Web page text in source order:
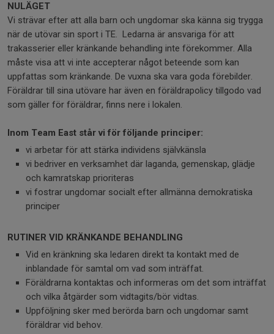
NULÄGET
Vi strävar efter att alla barn och ungdomar ska känna sig trygga
när de utövar sin sport i TE. Ledarna är ansvariga för att
trakasserier eller kränkande behandling inte förekommer. Alla
måste visa att vi inte accepterar något beteende som kan
uppfattas som kränkande. De vuxna ska vara goda förebilder.
Föräldrar till sina utövare har även en föräldrapolicy tillgodo vad
som gäller för föräldrar, finns nere i lokalen.
Inom Team East står vi för följande principer:
vi arbetar för att stärka individens självkänsla
vi bedriver en verksamhet där laganda, gemenskap, glädje
och kamratskap prioriteras
vi fostrar ungdomar socialt efter allmänna demokratiska
principer
RUTINER VID KRÄNKANDE BEHANDLING
Vid en kränkning ska ledaren direkt ta kontakt med de
inblandade för samtal om vad som inträffat.
Föräldrarna kontaktas och informeras om det som inträffat
och vilka åtgärder som vidtagits/bör vidtas.
Uppföljning sker med berörda barn och ungdomar samt
föräldrar vid behov.